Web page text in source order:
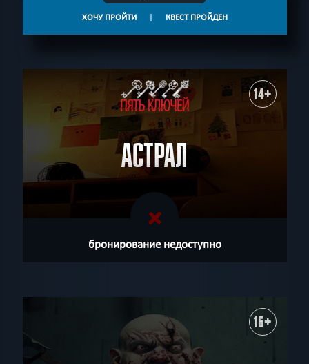
ХОЧУ ПРОЙТИ | КВЕСТ ПРОЙДЕН
14+
АСТРАЛ
бронирование недоступно
16+